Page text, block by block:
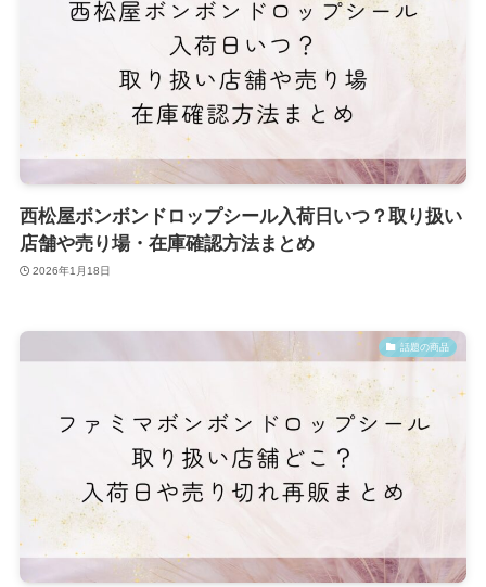
西松屋ボンボンドロップシール入荷日いつ？取り扱い
店舗や売り場・在庫確認方法まとめ
2026年1月18日
話題の商品